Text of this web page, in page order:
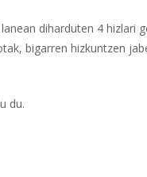
diharduten 4 hizlari
bigarren hizkuntzen
du.